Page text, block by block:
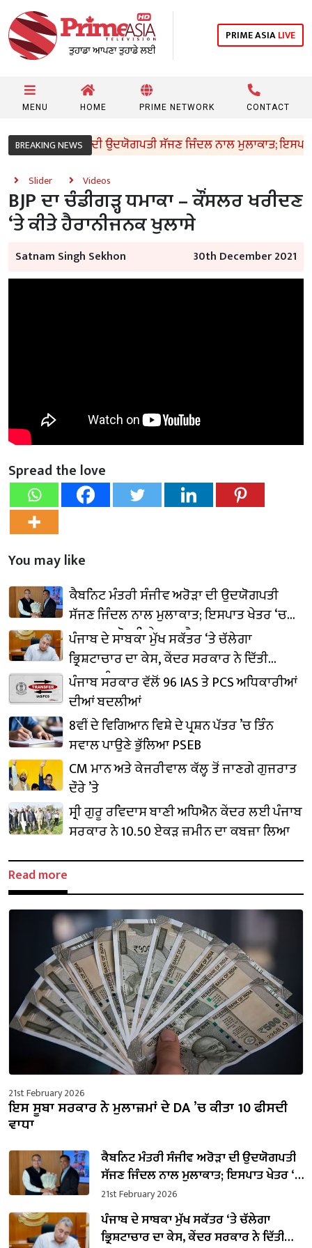
PRIME ASIALIVE
MENU HOME PRIME NETWORK CONTACT
BREAKING NEWS
ਸੰਜੀਵ ਅਰੋੜਾ ਦੀ ਉਦਯੋਗਪਤੀ ਸੱਜਣ ਜਿੰਦਲ ਨਾਲ ਮੁਲਾਕਾਤ; ਇਸਪਾਤ
Slider Videos
BJP ਦਾ ਚੰਡੀਗੜ੍ਹ ਧਮਾਕਾ – ਕੌਂਸਲਰ ਖਰੀਦਣ
‘ਤੇ ਕੀਤੇ ਹੈਰਾਨੀਜਨਕ ਖੁਲਾਸੇ
Satnam Singh Sekhon 30th December 2021
Spread the love
You may like
ਕੈਬਨਿਟ ਮੰਤਰੀ ਸੰਜੀਵ ਅਰੋੜਾ ਦੀ ਉਦਯੋਗਪਤੀ
ਸੱਜਣ ਜਿੰਦਲ ਨਾਲ ਮੁਲਾਕਾਤ; ਇਸਪਾਤ ਖੇਤਰ ‘ਚ
₹1,500 ਕਰੋੜ ਨਿਵੇਸ਼ ਦਾ ਐਲਾਨ
ਪੰਜਾਬ ਦੇ ਸਾਬਕਾ ਮੁੱਖ ਸਕੱਤਰ ‘ਤੇ ਚੱਲੇਗਾ
ਭ੍ਰਿਸ਼ਟਾਚਾਰ ਦਾ ਕੇਸ, ਕੇਂਦਰ ਸਰਕਾਰ ਨੇ ਦਿੱਤੀ
ਪ੍ਰਵਾਨਗੀ
ਪੰਜਾਬ ਸਰਕਾਰ ਵੱਲੋਂ 96 IAS ਤੇ PCS ਅਧਿਕਾਰੀਆਂ
ਦੀਆਂ ਬਦਲੀਆਂ
8ਵੀਂ ਦੇ ਵਿਗਿਆਨ ਵਿਸ਼ੇ ਦੇ ਪ੍ਰਸ਼ਨ ਪੱਤਰ ’ਚ ਤਿੰਨ
ਸਵਾਲ ਪਾਉਣੇ ਭੁੱਲਿਆ PSEB
CM ਮਾਨ ਅਤੇ ਕੇਜਰੀਵਾਲ ਕੱਲ੍ਹ ਤੋਂ ਜਾਣਗੇ ਗੁਜਰਾਤ
ਦੌਰੇ ’ਤੇ
ਸ੍ਰੀ ਗੁਰੂ ਰਵਿਦਾਸ ਬਾਣੀ ਅਧਿਐਨ ਕੇਂਦਰ ਲਈ ਪੰਜਾਬ
ਸਰਕਾਰ ਨੇ 10.50 ਏਕੜ ਜ਼ਮੀਨ ਦਾ ਕਬਜ਼ਾ ਲਿਆ
Read more
21st February 2026
ਇਸ ਸੂਬਾ ਸਰਕਾਰ ਨੇ ਮੁਲਾਜ਼ਮਾਂ ਦੇ DA ’ਚ ਕੀਤਾ 10 ਫੀਸਦੀ
ਵਾਧਾ
ਕੈਬਨਿਟ ਮੰਤਰੀ ਸੰਜੀਵ ਅਰੋੜਾ ਦੀ ਉਦਯੋਗਪਤੀ
ਸੱਜਣ ਜਿੰਦਲ ਨਾਲ ਮੁਲਾਕਾਤ; ਇਸਪਾਤ ਖੇਤਰ ‘ਚ
₹1,500 ਕਰੋੜ ਨਿਵੇਸ਼ ਦਾ ਐਲਾਨ
21st February 2026
ਪੰਜਾਬ ਦੇ ਸਾਬਕਾ ਮੁੱਖ ਸਕੱਤਰ ‘ਤੇ ਚੱਲੇਗਾ
ਭ੍ਰਿਸ਼ਟਾਚਾਰ ਦਾ ਕੇਸ, ਕੇਂਦਰ ਸਰਕਾਰ ਨੇ ਦਿੱਤੀ